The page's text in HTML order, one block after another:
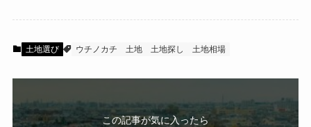
土地選び ウチノカチ 土地 土地探し 土地相場
この記事が気に入ったら